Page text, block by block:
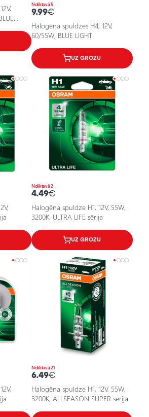
Noliktavā 5
9.99€
Halogēna spuldzes H4, 12V,
60/55W, BLUE LIGHT
UZ GROZU
Noliktavā 2
4.49€
Halogēna spuldze H1, 12V, 55W,
3200K, ULTRA LIFE sērija
UZ GROZU
Noliktavā 21
6.49€
Halogēna spuldze H1, 12V, 55W,
3200K, ALLSEASON SUPER sērija